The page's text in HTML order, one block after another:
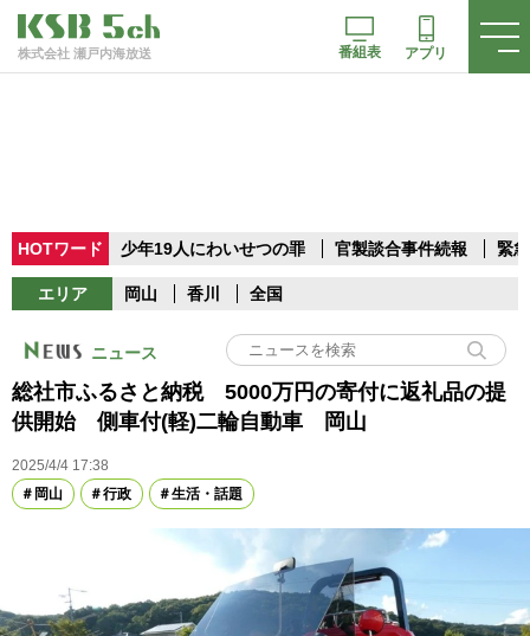
株式会社 瀬戸内海放送 番組表 アプリ
HOTワード 少年19人にわいせつの罪 官製談合事件続報 緊
エリア 岡山 香川 全国
ニュース
総社市ふるさと納税 5000万円の寄付に返礼品の提
供開始 側車付(軽)二輪自動車 岡山
2025/4/4 17:38
岡山
行政 生活・話題